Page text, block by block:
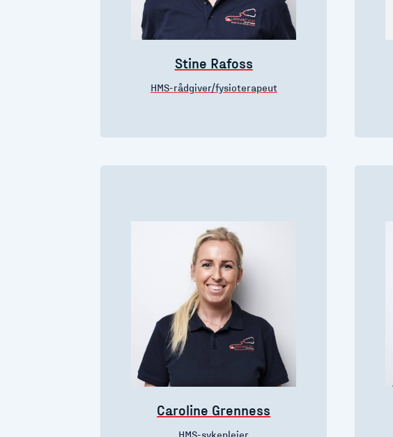
Stine Rafoss
HMS-rådgiver/fysioterapeut
Caroline Grenness